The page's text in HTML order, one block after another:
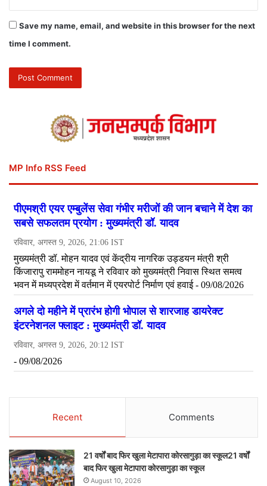
Save my name, email, and website in this browser for the next
time I comment.
MP Info RSS Feed
Recent Comments
21 वर्षों बाद फिर खुला मेटापारा कोरसागुड़ा का स्कूल21 वर्षों
बाद फिर खुला मेटापारा कोरसागुड़ा का स्कूल
August 10, 2026